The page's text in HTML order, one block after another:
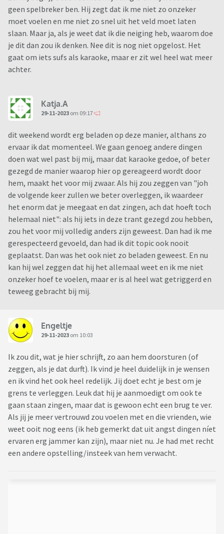
geen spelbreker ben. Hij zegt dat ik me niet zo onzeker
moet voelen en me niet zo snel uit het veld moet laten
slaan. Maar ja, als je weet dat ik die neiging heb, waarom doe
je dit dan zou ik denken. Nee dit is nog niet opgelost. Het
gaat om iets sufs als karaoke, maar er zit wel heel wat meer
achter.
Katja.A
29-11-2023 om 09:17
dit weekend wordt erg beladen op deze manier, althans zo
ervaar ik dat momenteel. We gaan genoeg andere dingen
doen wat wel past bij mij, maar dat karaoke gedoe, of beter
gezegd de manier waarop hier op gereageerd wordt door
hem, maakt het voor mij zwaar. Als hij zou zeggen van "joh
de volgende keer zullen we beter overleggen, ik waardeer
het enorm dat je meegaat en dat zingen, ach dat hoeft toch
helemaal niet": als hij iets in deze trant gezegd zou hebben,
zou het voor mij volledig anders zijn geweest. Dan had ik me
gerespecteerd gevoeld, dan had ik dit topic ook nooit
geplaatst. Dan was het ook niet zo beladen geweest. En nu
kan hij wel zeggen dat hij het allemaal weet en ik me niet
onzeker hoef te voelen, maar er is al heel wat getriggerd en
teweeg gebracht bij mij.
Engeltje
29-11-2023 om 10:03
Ik zou dit, wat je hier schrijft, zo aan hem doorsturen (of
zeggen, als je dat durft). Ik vind je heel duidelijk in je wensen
en ik vind het ook heel redelijk. Jij doet echt je best om je
grens te verleggen. Leuk dat hij je aanmoedigt om ook te
gaan staan zingen, maar dat is gewoon echt een brug te ver.
Als jij je meer vertrouwd zou voelen met en die vrienden, wie
weet ooit nog eens (ik heb gemerkt dat uit angst dingen níet
ervaren erg jammer kan zijn), maar niet nu. Je had met recht
een andere opstelling/insteek van hem verwacht.